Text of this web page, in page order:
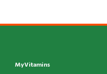
MyVitamins